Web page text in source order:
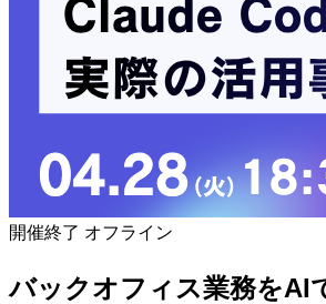
開催終了 オフライン
バックオフィス業務をAI